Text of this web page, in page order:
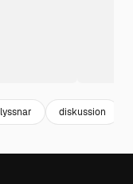
lyssnar diskussion